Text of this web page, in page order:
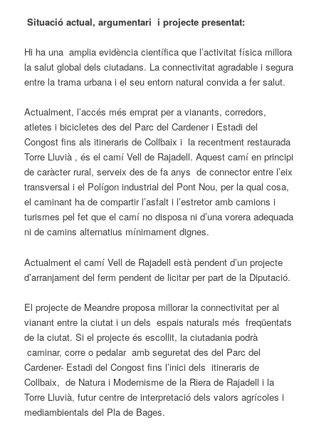
Situació actual, argumentari i projecte presentat:
Hi ha una amplia evidència científica que l’activitat física millora
la salut global dels ciutadans. La connectivitat agradable i segura
entre la trama urbana i el seu entorn natural convida a fer salut.
Actualment, l’accés més emprat per a vianants, corredors,
atletes i bicicletes des del Parc del Cardener i Estadi del
Congost fins als itineraris de Collbaix i la recentment restaurada
Torre Lluvià , és el camí Vell de Rajadell. Aquest camí en principi
de caràcter rural, serveix des de fa anys de connector entre l’eix
transversal i el Polígon industrial del Pont Nou, per la qual cosa,
el caminant ha de compartir l’asfalt i l’estretor amb camions i
turismes pel fet que el camí no disposa ni d’una vorera adequada
ni de camins alternatius mínimament dignes.
Actualment el camí Vell de Rajadell està pendent d’un projecte
d’arranjament del ferm pendent de licitar per part de la Diputació.
El projecte de Meandre proposa millorar la connectivitat per al
vianant entre la ciutat i un dels espais naturals més freqüentats
de la ciutat. Si el projecte és escollit, la ciutadania podrà
caminar, corre o pedalar amb seguretat des del Parc del
Cardener- Estadi del Congost fins l’inici dels itineraris de
Collbaix, de Natura i Modernisme de la Riera de Rajadell i la
Torre Lluvià, futur centre de interpretació dels valors agrícoles i
mediambientals del Pla de Bages.